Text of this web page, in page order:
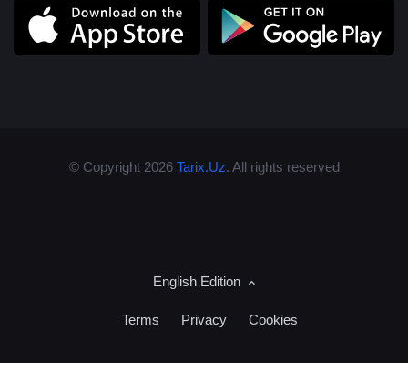
© Copyright 2026 Tarix.Uz. All rights reserved
English Edition
Terms Privacy Cookies